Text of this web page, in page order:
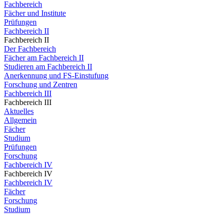
Fachbereich
Fächer und Institute
Prüfungen
Fachbereich II
Fachbereich II
Der Fachbereich
Fächer am Fachbereich II
Studieren am Fachbereich II
Anerkennung und FS-Einstufung
Forschung und Zentren
Fachbereich III
Fachbereich III
Aktuelles
Allgemein
Fächer
Studium
Prüfungen
Forschung
Fachbereich IV
Fachbereich IV
Fachbereich IV
Fächer
Forschung
Studium